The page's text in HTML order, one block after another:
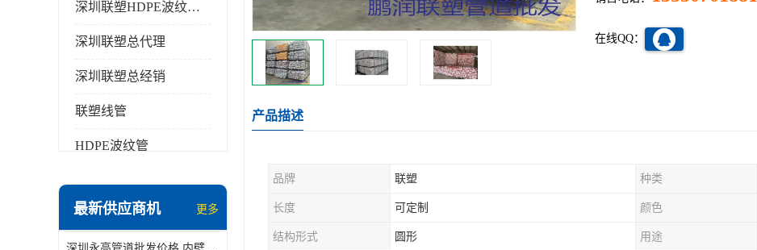
深圳联塑HDPE波纹管批发
深圳联塑总代理
深圳联塑总经销
联塑线管
HDPE波纹管
最新供应商机 更多
在线QQ：
产品描述
品牌 联塑 种类
长度 可定制 颜色
结构形式 圆形 用途